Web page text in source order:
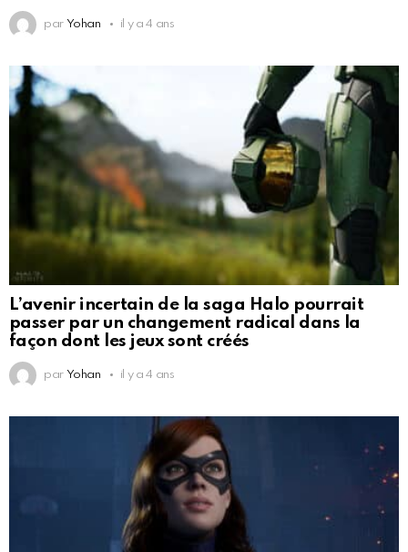
par Yohan il y a 4 ans
L’avenir incertain de la saga Halo pourrait
passer par un changement radical dans la
façon dont les jeux sont créés
par Yohan il y a 4 ans